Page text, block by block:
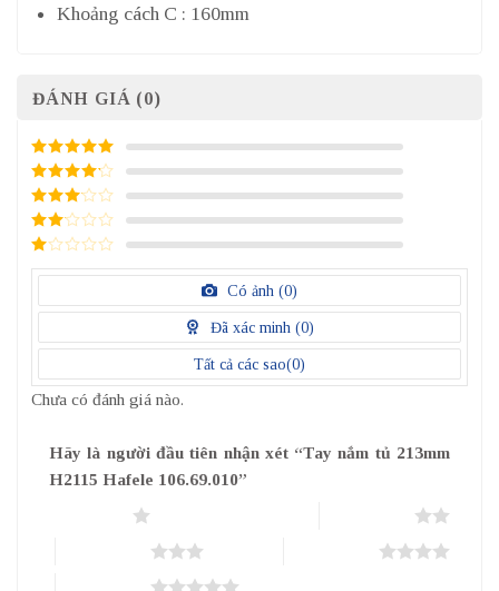
Khoảng cách C : 160mm
ĐÁNH GIÁ (0)
5/ 5 điểm
4/ 5
điểm
3/ 5
điểm
2/
điểm
1
điểm
Có ảnh (0)
Đã xác minh (0)
Tất cả các sao(0)
Chưa có đánh giá nào.
Hãy là người đầu tiên nhận xét “Tay nắm tủ 213mm
H2115 Hafele 106.69.010”